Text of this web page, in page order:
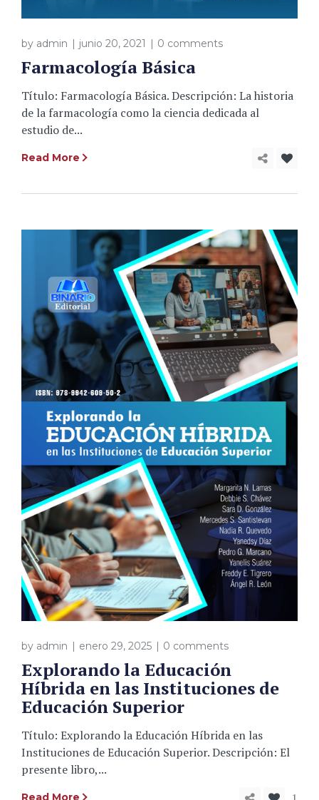
by admin junio 20, 2021 0 comments
Farmacología Básica
Título: Farmacología Básica. Descripción: La historia
de la farmacología como la ciencia dedicada al
estudio de...
Read More
by admin enero 29, 2025 0 comments
Explorando la Educación
Híbrida en las Instituciones de
Educación Superior
Título: Explorando la Educación Híbrida en las
Instituciones de Educación Superior. Descripción: El
presente libro,...
Read More